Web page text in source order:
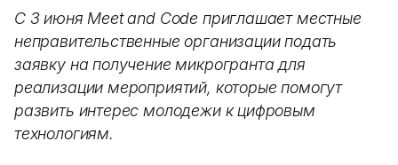
С 3 июня Meet and Code приглашает местные
неправительственные организации подать
заявку на получение микрогранта для
реализации мероприятий, которые помогут
развить интерес молодежи к цифровым
технологиям.